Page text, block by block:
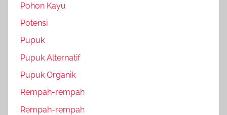
Pohon Kayu
Potensi
Pupuk
Pupuk Alternatif
Pupuk Organik
Rempah-rempah
Rempah-rempah